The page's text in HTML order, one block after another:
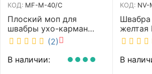
КОД: MF-M-40/C
Плоский моп для
швабры ухо-карман
белый 40 см NV MF-M-
40/C
(2)
В наличии:
КОД: NV-
желтая
В